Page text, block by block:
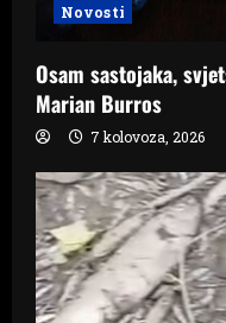
Novosti
Osam sastojaka,
Marian Burros
7 kolovoza, 2026